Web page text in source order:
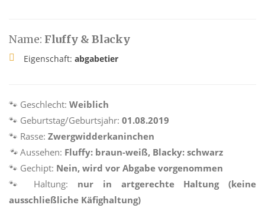
Name: Fluffy & Blacky
Eigenschaft: abgabetier
🐾 Geschlecht: Weiblich
🐾 Geburtstag/Geburtsjahr: 01.08.2019
🐾 Rasse: Zwergwidderkaninchen
🐾 Aussehen: Fluffy: braun-weiß, Blacky: schwarz
🐾 Gechipt: Nein, wird vor Abgabe vorgenommen
🐾 Haltung: nur in artgerechte Haltung (keine
ausschließliche Käfighaltung)